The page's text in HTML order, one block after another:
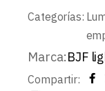
Categorías:
Marca:BJF
Compartir: